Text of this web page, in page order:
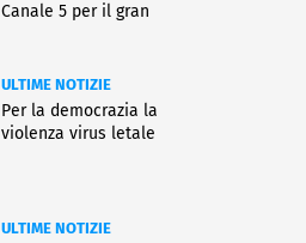
Canale 5 per il gran
ULTIME NOTIZIE
Per la democrazia la
violenza virus letale
ULTIME NOTIZIE